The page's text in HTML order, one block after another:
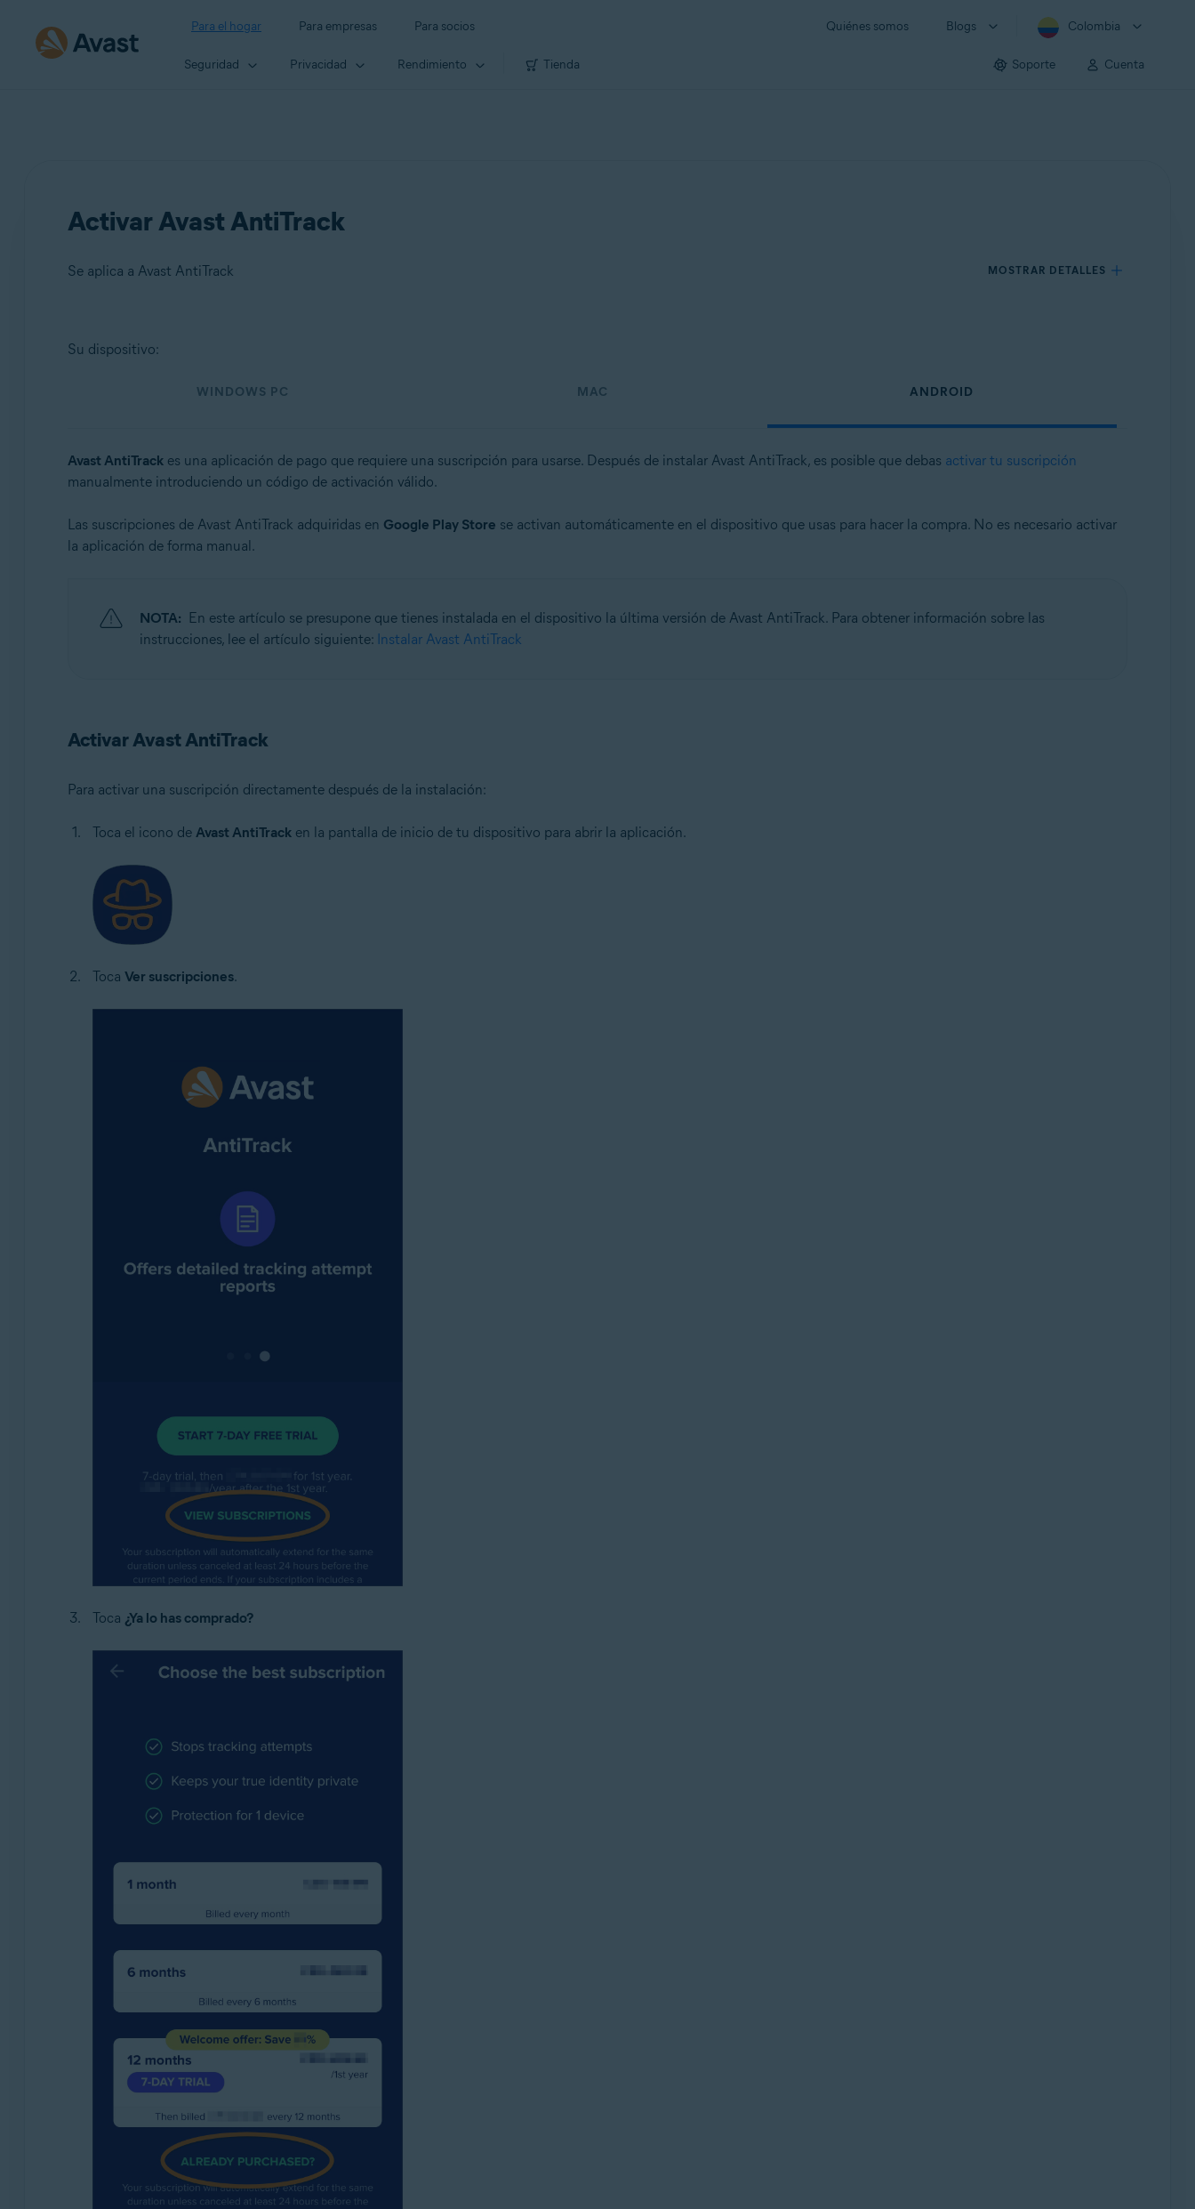
Para el hogar Para empresas Para socios Quiénes somos Blogs Colombia
Seguridad Privacidad Rendimiento Tienda Soporte Cuenta
Activar Avast AntiTrack
Se aplica a Avast AntiTrack MOSTRAR DETALLES
Productos:
Su dispositivo:
WINDOWS PC MAC ANDROID
Avast AntiTrackes una aplicación de pago que requiere una suscripción para usarse. Después de instalar Avast AntiTrack, es posible que debas activar tu suscripción
manualmente introduciendo un código de activación válido.
Las suscripciones de Avast AntiTrack adquiridas en Google Play Store se activan automáticamente en el dispositivo que usas para hacer la compra. No es necesario activar
la aplicación de forma manual.
NOTA: En este artículo se presupone que tienes instalada en el dispositivo la última versión de Avast AntiTrack. Para obtener información sobre las
instrucciones, lee el artículo siguiente: Instalar Avast AntiTrack
Activar Avast AntiTrack
Para activar una suscripción directamente después de la instalación:
Toca el icono de Avast AntiTracken la pantalla de inicio de tu dispositivo para abrir la aplicación.
Toca Ver suscripciones.
Toca ¿Ya lo has comprado?